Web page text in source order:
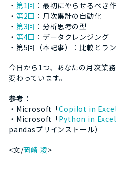
・ 第1回 ：最初にやらせるべき
・ 第2回 ：月次集計の自動化
・ 第3回 ：分析思考の型
・ 第4回 ：データクレンジング
・第5回（本記事）：比較とラ
今日から1つ、あなたの月次業
変わっています。
参考：
・Microsoft「Copilot in Excel
・Microsoft「Python in
pandasプリインストール）
<文/岡崎 凌>